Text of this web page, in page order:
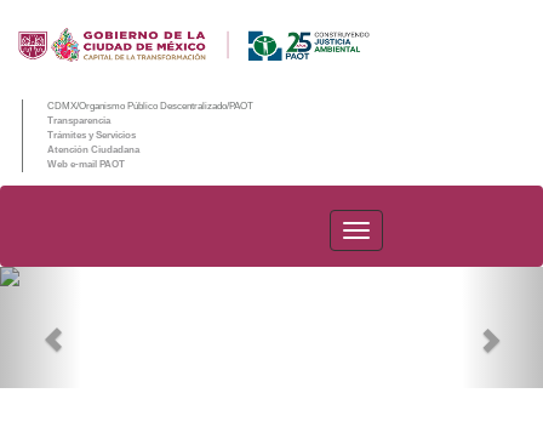
CDMX/Organismo Público Descentralizado/PAOT
Transparencia
Trámites y Servicios
Atención Ciudadana
Web e-mail PAOT
PAOT